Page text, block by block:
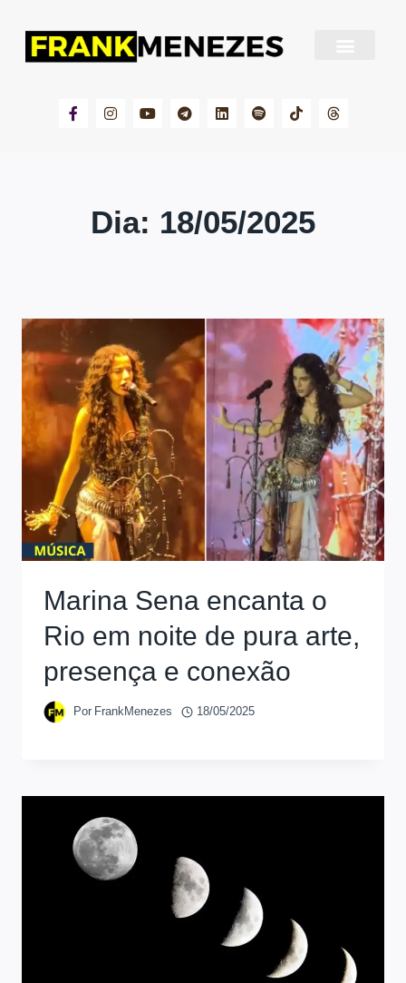
Dia: 18/05/2025
Marina Sena encanta o
Rio em noite de pura arte,
presença e conexão
Por FrankMenezes 18/05/2025